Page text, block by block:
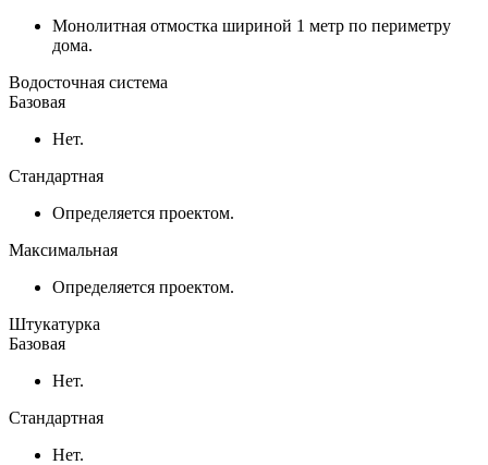
Монолитная отмостка шириной 1 метр по периметру
дома.
Водосточная система
Базовая
Нет.
Стандартная
Определяется проектом.
Максимальная
Определяется проектом.
Штукатурка
Базовая
Нет.
Стандартная
Нет.